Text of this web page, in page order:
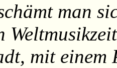
man
mit einem